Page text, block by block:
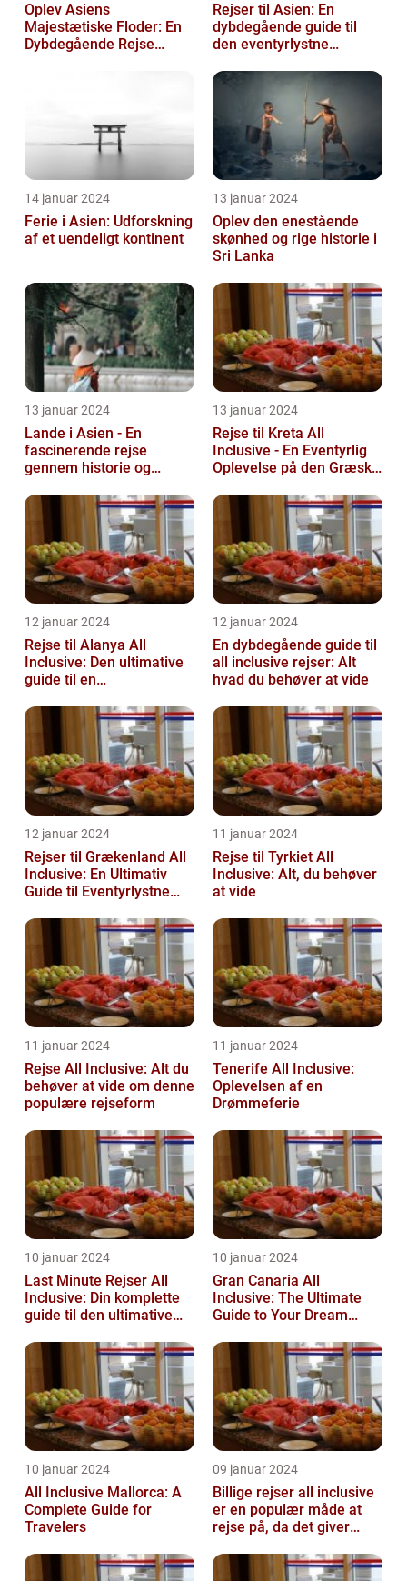
Oplev Asiens
Majestætiske Floder: En
Dybdegående Rejse
Rejser til Asien: En
dybdegående guide til
den eventyrlystne
14 januar 2024
Ferie i Asien: Udforskning
af et uendeligt kontinent
13 januar 2024
Oplev den enestående
skønhed og rige historie i
Sri Lanka
13 januar 2024
Lande i Asien - En
fascinerende rejse
gennem historie og
13 januar 2024
Rejse til Kreta All
Inclusive - En Eventyrlig
Oplevelse på den Græske
12 januar 2024
Rejse til Alanya All
Inclusive: Den ultimative
guide til en
12 januar 2024
En dybdegående guide til
all inclusive rejser: Alt
hvad du behøver at vide
12 januar 2024
Rejser til Grækenland All
Inclusive: En Ultimativ
Guide til Eventyrlystne
11 januar 2024
Rejse til Tyrkiet All
Inclusive: Alt, du behøver
at vide
11 januar 2024
Rejse All Inclusive: Alt du
behøver at vide om denne
populære rejseform
11 januar 2024
Tenerife All Inclusive:
Oplevelsen af en
Drømmeferie
10 januar 2024
Last Minute Rejser All
Inclusive: Din komplette
guide til den ultimative
ferieoplevelse
10 januar 2024
Gran Canaria All
Inclusive: The Ultimate
Guide to Your Dream
10 januar 2024
All Inclusive Mallorca: A
Complete Guide for
Travelers
09 januar 2024
Billige rejser all inclusive
er en populær måde at
rejse på, da det giver
ko...